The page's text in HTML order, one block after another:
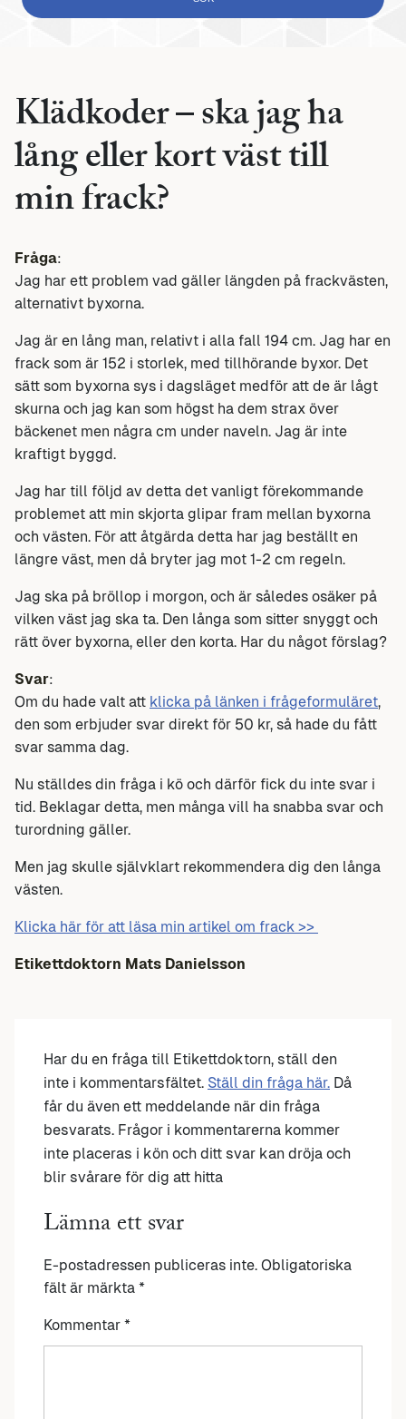
Klädkoder – ska jag ha
lång eller kort väst till
min frack?
Fråga:
Jag har ett problem vad gäller längden på frackvästen,
alternativt byxorna.
Jag är en lång man, relativt i alla fall 194 cm. Jag har en
frack som är 152 i storlek, med tillhörande byxor. Det
sätt som byxorna sys i dagsläget medför att de är lågt
skurna och jag kan som högst ha dem strax över
bäckenet men några cm under naveln. Jag är inte
kraftigt byggd.
Jag har till följd av detta det vanligt förekommande
problemet att min skjorta glipar fram mellan byxorna
och västen. För att åtgärda detta har jag beställt en
längre väst, men då bryter jag mot 1-2 cm regeln.
Jag ska på bröllop i morgon, och är således osäker på
vilken väst jag ska ta. Den långa som sitter snyggt och
rätt över byxorna, eller den korta. Har du något förslag?
Svar:
Om du hade valt att klicka på länken i frågeformuläret,
den som erbjuder svar direkt för 50 kr, så hade du fått
svar samma dag.
Nu ställdes din fråga i kö och därför fick du inte svar i
tid. Beklagar detta, men många vill ha snabba svar och
turordning gäller.
Men jag skulle självklart rekommendera dig den långa
västen.
Klicka här för att läsa min artikel om frack >>
Etikettdoktorn Mats Danielsson
Har du en fråga till Etikettdoktorn, ställ den
inte i kommentarsfältet. Ställ din fråga här. Då
får du även ett meddelande när din fråga
besvarats. Frågor i kommentarerna kommer
inte placeras i kön och ditt svar kan dröja och
blir svårare för dig att hitta
Lämna ett svar
E-postadressen publiceras inte. Obligatoriska
fält är märkta *
Kommentar *